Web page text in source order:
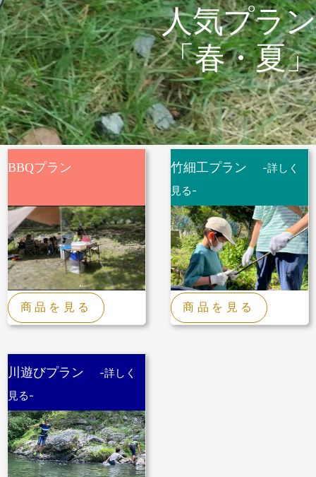
人気プラン
「春・夏」
BBQプラン
商品を見る
竹細工プラン
-詳しく
見る-
商品を見る
川遊びプラン
-詳しく
見る-